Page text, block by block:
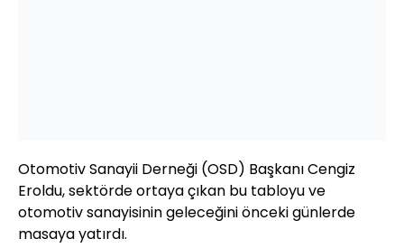
Otomotiv Sanayii Derneği (OSD) Başkanı Cengiz
Eroldu, sektörde ortaya çıkan bu tabloyu ve
otomotiv sanayisinin geleceğini önceki günlerde
masaya yatırdı.